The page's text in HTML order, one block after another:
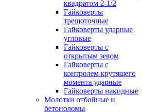
квадратом 2-1/2
Гайковерты
трещоточные
Гайковерты ударные
угловые
Гайковерты с
открытым зевом
Гайковерты с
контролем крутящего
момента ударные
Гайковерты накидные
Молотки отбойные и
бетоноломы